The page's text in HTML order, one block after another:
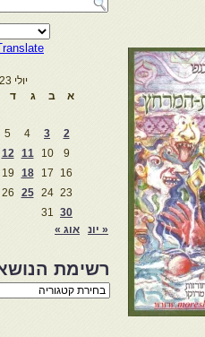
יולי 2023
א
ב ג ד
2
3
4
5
9
10
11
12
16
17
18
19
23
24
25
26
30
31
« יונ
אוג »
רשימת
רשימת
הנושאים